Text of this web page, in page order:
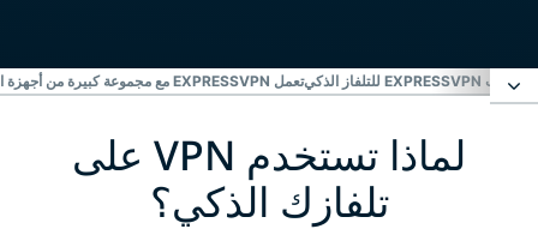
ميزات EXPRESSVPN للتلفاز الذكي تعمل EXPRESSVPN مع مجموعة كبيرة من أجهزة التلفاز الذكية
لماذا تستخدم VPN على تلفازك الذكي؟
كيف تقوم بتثبيت ExpressVPN على تلفازك الذكي؟
لماذا تستخدم VPN على
تلفازك الذكي؟